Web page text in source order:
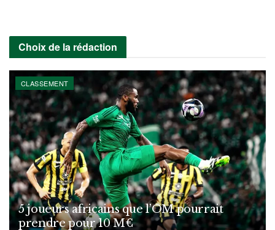
Choix de la rédaction
CLASSEMENT
5 joueurs africains que l’OM pourrait
prendre pour 10 M€